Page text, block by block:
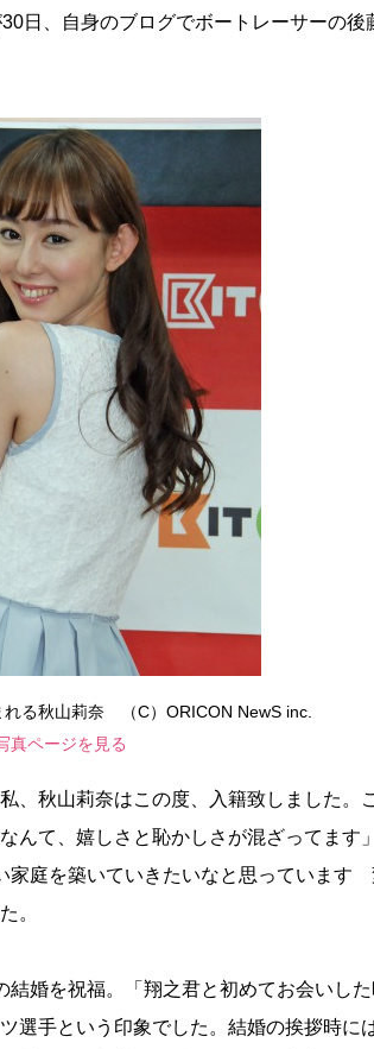
30日、自身のブログでボートレーサーの後
れる秋山莉奈 （C）ORICON NewS inc.
真ページを見る
、秋山莉奈はこの度、入籍致しました。
んて、嬉しさと恥かしさが混ざってます
家庭を築いていきたいなと思っています
。
婚を祝福。「翔之君と初めてお会いした
選手という印象でした。結婚の挨拶時に